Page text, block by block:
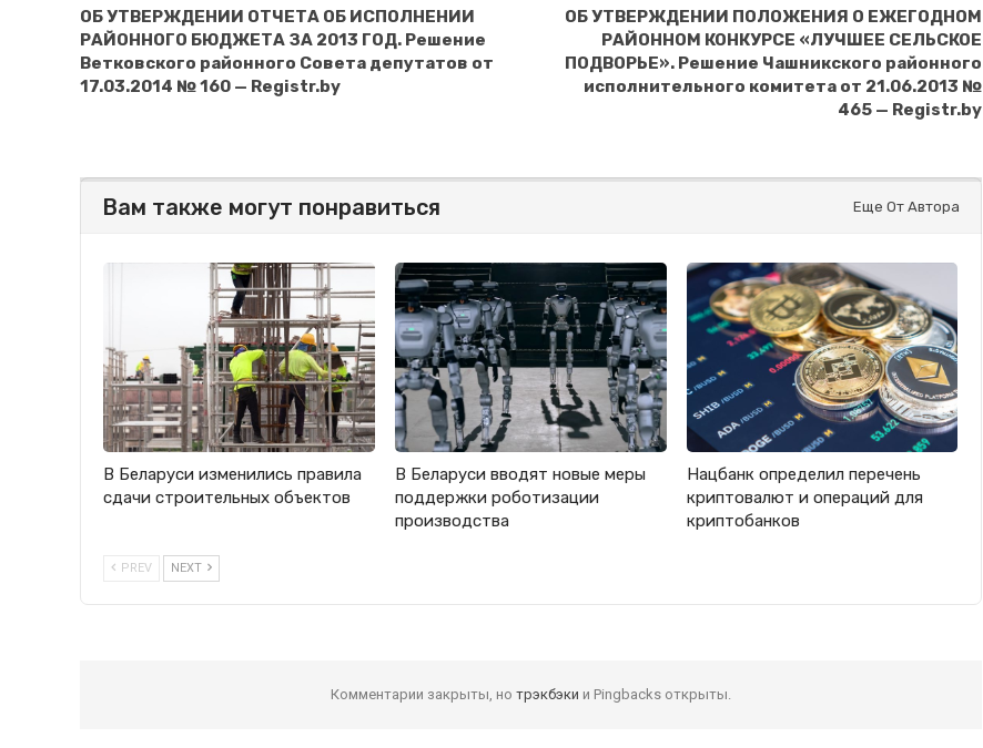
ОБ УТВЕРЖДЕНИИ ОТЧЕТА ОБ ИСПОЛНЕНИИ
РАЙОННОГО БЮДЖЕТА ЗА 2013 ГОД. Решение
Ветковского районного Совета депутатов от
17.03.2014 № 160 — Registr.by
ОБ УТВЕРЖДЕНИИ ПОЛОЖЕНИЯ О ЕЖЕГОДНОМ
РАЙОННОМ КОНКУРСЕ «ЛУЧШЕЕ СЕЛЬСКОЕ
ПОДВОРЬЕ». Решение Чашникского районного
исполнительного комитета от 21.06.2013 №
465 — Registr.by
Вам также могут понравиться Еще От Автора
В Беларуси изменились правила
сдачи строительных объектов
В Беларуси вводят новые меры
поддержки роботизации
производства
Нацбанк определил перечень
криптовалют и операций для
криптобанков
PREV NEXT
Комментарии закрыты, но трэкбэки и Pingbacks открыты.